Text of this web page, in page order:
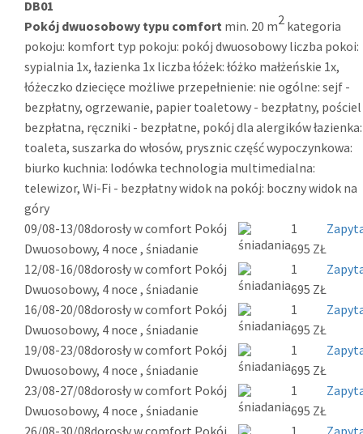
DB01
Pokój dwuosobowy typu comfort min. 20 m2 kategoria
pokoju: komfort typ pokoju: pokój dwuosobowy liczba pokoi:
sypialnia 1x, łazienka 1x liczba łóżek: łóżko małżeńskie 1x,
łóżeczko dziecięce możliwe przepełnienie: nie ogólne: sejf -
bezpłatny, ogrzewanie, papier toaletowy - bezpłatny,
bezpłatna, ręczniki - bezpłatne, pokój dla alergików łazienka:
toaleta, suszarka do włosów, prysznic część wypoczynkowa:
biurko kuchnia: lodówka technologia multimedialna:
telewizor, Wi-Fi - bezpłatny widok na pokój: boczny widok na
góry
09/08-13/08dorosły w comfort Pokój
Dwuosobowy, 4 noce , śniadanie
1
695 ZŁ
12/08-16/08dorosły w comfort Pokój
Dwuosobowy, 4 noce , śniadanie
1
695 ZŁ
16/08-20/08dorosły w comfort Pokój
Dwuosobowy, 4 noce , śniadanie
1
695 ZŁ
19/08-23/08dorosły w comfort Pokój
Dwuosobowy, 4 noce , śniadanie
1
695 ZŁ
23/08-27/08dorosły w comfort Pokój
Dwuosobowy, 4 noce , śniadanie
1
695 ZŁ